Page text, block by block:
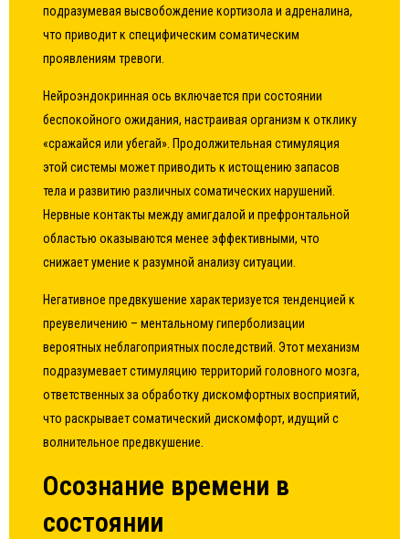
подразумевая высвобождение кортизола и адреналина,
что приводит к специфическим соматическим
проявлениям тревоги.
Нейроэндокринная ось включается при состоянии
беспокойного ожидания, настраивая организм к отклику
«сражайся или убегай». Продолжительная стимуляция
этой системы может приводить к истощению запасов
тела и развитию различных соматических нарушений.
Нервные контакты между амигдалой и префронтальной
областью оказываются менее эффективными, что
снижает умение к разумной анализу ситуации.
Негативное предвкушение характеризуется тенденцией к
преувеличению – ментальному гиперболизации
вероятных неблагоприятных последствий. Этот механизм
подразумевает стимуляцию территорий головного мозга,
ответственных за обработку дискомфортных восприятий,
что раскрывает соматический дискомфорт, идущий с
волнительное предвкушение.
Осознание времени в
состоянии